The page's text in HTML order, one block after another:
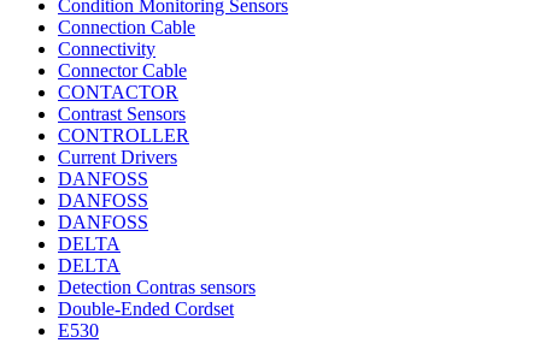
Condition Monitoring Sensors
Connection Cable
Connectivity
Connector Cable
CONTACTOR
Contrast Sensors
CONTROLLER
Current Drivers
DANFOSS
DANFOSS
DANFOSS
DELTA
DELTA
Detection Contras sensors
Double-Ended Cordset
E530